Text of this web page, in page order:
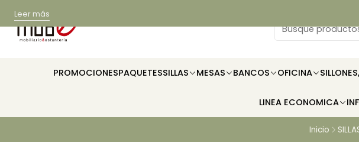
PROMOCIONESPAQUETESSILLAS MESAS BANCOS OFICINA
LINEA ECONOMICA
Leer más
Inicio